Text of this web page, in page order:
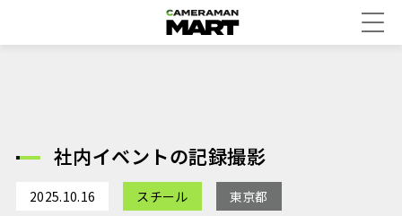
社内イベントの記録撮影
2025.10.16 スチール 東京都